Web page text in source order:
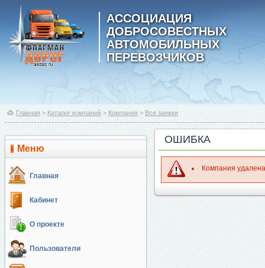
АССОЦИАЦИЯ
ДОБРОСОВЕСТНЫХ
АВТОМОБИЛЬНЫХ
ПЕРЕВОЗЧИКОВ
Главная > Каталог компаний > Компания > Все заявки
Меню
Главная
Кабинет
О проекте
Пользователи
ОШИБКА
Компания удалена